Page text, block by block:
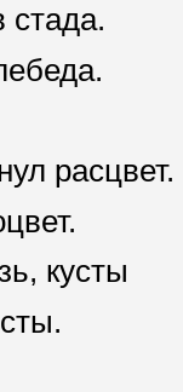
стада.
расцвет.
кусты